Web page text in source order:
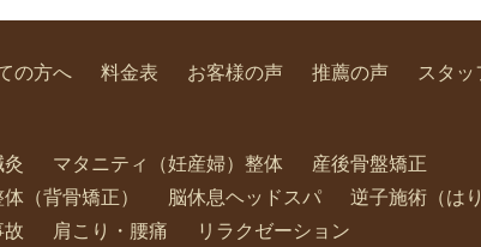
の方へ 料金表 お客様の声 推薦の声 スタッ
マタニティ（妊産婦）整体
産後骨盤矯正
（背骨矯正）
脳休息ヘッドスパ
逆子施術（は
故
肩こり・腰痛 リラクゼーション